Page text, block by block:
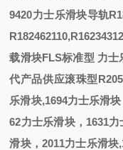
9420力士乐滑块导轨
载滑块FLS标准型 力士
代产品供应滚珠型
乐滑块,1694力士乐滑块
62力士乐滑块， 1631力
滑块，2011力士乐滑块